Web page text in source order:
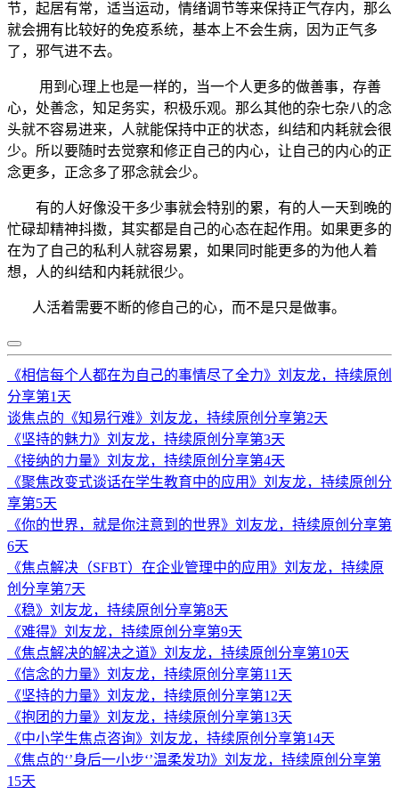
节，起居有常，适当运动，情绪调节等来保持正气存内，那么
就会拥有比较好的免疫系统，基本上不会生病，因为正气多
了，邪气进不去。
用到心理上也是一样的，当一个人更多的做善事，存善
心，处善念，知足务实，积极乐观。那么其他的杂七杂八的念
头就不容易进来，人就能保持中正的状态，纠结和内耗就会很
少。所以要随时去觉察和修正自己的内心，让自己的内心的正
念更多，正念多了邪念就会少。
有的人好像没干多少事就会特别的累，有的人一天到晚的
忙碌却精神抖擞，其实都是自己的心态在起作用。如果更多的
在为了自己的私利人就容易累，如果同时能更多的为他人着
想，人的纠结和内耗就很少。
人活着需要不断的修自己的心，而不是只是做事。
《相信每个人都在为自己的事情尽了全力》刘友龙，持续原创
分享第1天
谈焦点的《知易行难》刘友龙，持续原创分享第2天
《坚持的魅力》刘友龙，持续原创分享第3天
《接纳的力量》刘友龙，持续原创分享第4天
《聚焦改变式谈话在学生教育中的应用》刘友龙，持续原创分
享第5天
《你的世界，就是你注意到的世界》刘友龙，持续原创分享第
6天
《焦点解决（SFBT）在企业管理中的应用》刘友龙，持续原
创分享第7天
《稳》刘友龙，持续原创分享第8天
《难得》刘友龙，持续原创分享第9天
《焦点解决的解决之道》刘友龙，持续原创分享第10天
《信念的力量》刘友龙，持续原创分享第11天
《坚持的力量》刘友龙，持续原创分享第12天
《抱团的力量》刘友龙，持续原创分享第13天
《中小学生焦点咨询》刘友龙，持续原创分享第14天
《焦点的‘’身后一小步‘’温柔发功》刘友龙，持续原创分享第
15天